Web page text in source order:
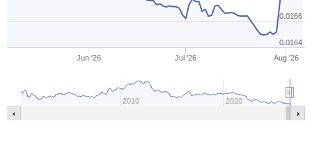
Jun '26 Jul '26 Aug '26
2010 2020
0.0164
0.0166